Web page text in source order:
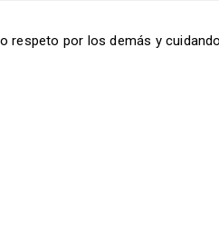
respeto por los demás y